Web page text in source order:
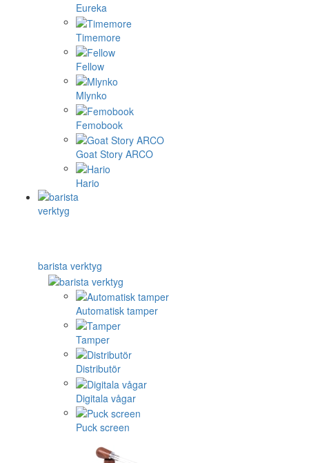
Eureka
Timemore
Fellow
Mlynko
Femobook
Goat Story ARCO
Hario
barista verktyg
Automatisk tamper
Tamper
Distributör
Digitala vågar
Puck screen